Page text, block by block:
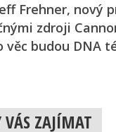
Frehner, nový
zdroji
věc budou DNA
ZAJÍMAT